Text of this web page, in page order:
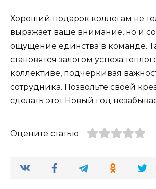
Хороший подарок коллегам не
выражает ваше внимание, но и
ощущение единства в команде.
становятся залогом успеха
коллективе, подчеркивая
сотрудника. Позвольте своей
сделать этот Новый год
Оцените статью